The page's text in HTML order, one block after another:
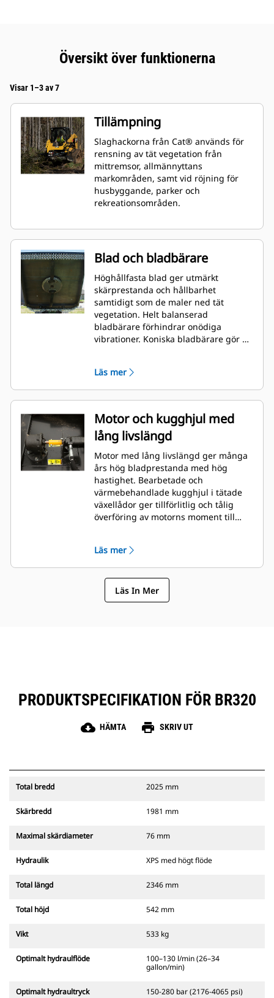
Översikt över funktionerna
Visar 1–3 av 7
Tillämpning
Slaghackorna från Cat® används för
rensning av tät vegetation från
mittremsor, allmännyttans
markområden, samt vid röjning för
husbyggande, parker och
rekreationsområden.
Blad och bladbärare
Höghållfasta blad ger utmärkt
skärprestanda och hållbarhet
samtidigt som de maler ned tät
vegetation. Helt balanserad
bladbärare förhindrar onödiga
vibrationer. Koniska bladbärare gör att
Läs mer
Motor och kugghjul med
lång livslängd
Motor med lång livslängd ger många
års hög bladprestanda med hög
hastighet. Bearbetade och
värmebehandlade kugghjul i tätade
växellådor ger tillförlitlig och tålig
överföring av motorns moment till
Läs mer
Läs In Mer
PRODUKTSPECIFIKATION FÖR BR320
cloud_download HÄMTA print SKRIV UT
Total bredd 2025 mm
Skärbredd 1981 mm
Maximal skärdiameter 76 mm
Hydraulik XPS med högt flöde
Total längd 2346 mm
Total höjd 542 mm
Vikt 533 kg
Optimalt hydraulflöde
100–130 l/min (26–34
gallon/min)
Optimalt hydraultryck 150-280 bar (2176-4065 psi)